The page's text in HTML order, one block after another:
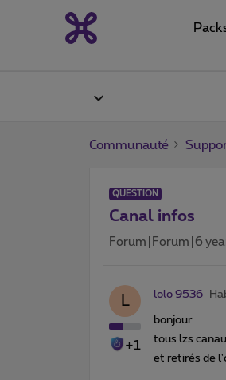
Communauté
QUESTION
Canal infos
Forum|Forum|6
L
+1
lolo 9536
bonjour
tous lzs
et retirés de